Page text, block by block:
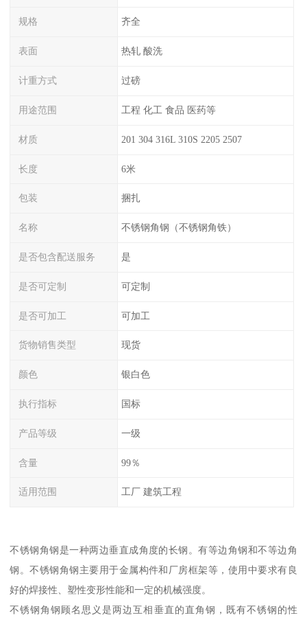
规格 齐全
表面 热轧 酸洗
计重方式 过磅
用途范围 工程 化工 食品 医药等
材质 201 304 316L 310S 2205 2507
长度 6米
包装 捆扎
名称 不锈钢角钢（不锈钢角铁）
是否包含配送服务 是
是否可定制 可定制
是否可加工 可加工
货物销售类型 现货
颜色 银白色
执行指标 国标
产品等级 一级
含量 99％
适用范围 工厂 建筑工程
不锈钢角钢是一种两边垂直成角度的长钢。有等边角钢和不等边角
钢。不锈钢角钢主要用于金属构件和厂房框架等，使用中要求有良
好的焊接性、塑性变形性能和一定的机械强度。
不锈钢角钢顾名思义是两边互相垂直的直角钢，既有不锈钢的性